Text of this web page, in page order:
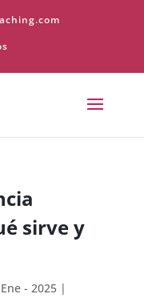
sirve y
- 2025|